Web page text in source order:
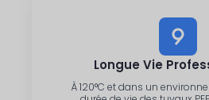
Longue Vie
À 120°C et dans un